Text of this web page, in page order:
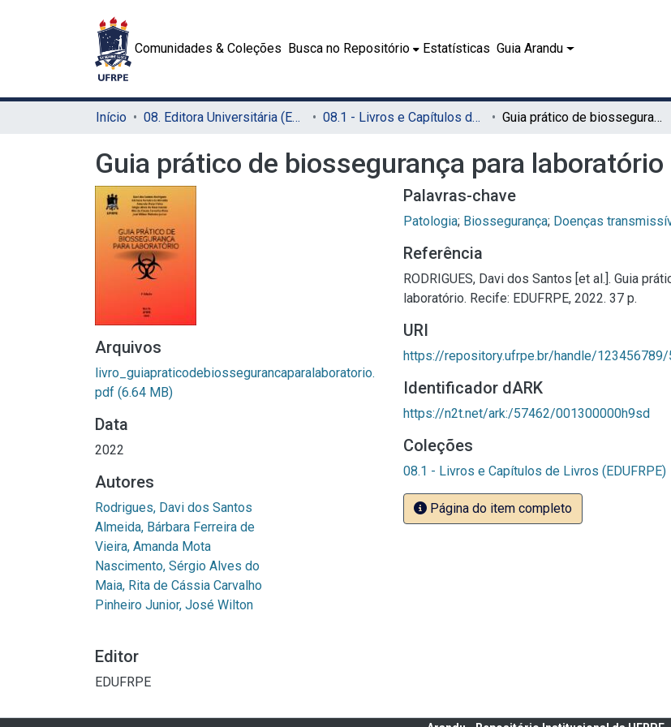
Comunidades & Coleções Busca no Repositório Estatísticas Guia Arandu
Início 08. Editora Universitária (EDUFRPE) 08.1 - Livros e Capítulos de Livros (EDUFRPE) Guia prático de biossegurança para laboratório
Guia prático de biossegurança para laboratório
Arquivos
livro_guiapraticodebiossegurancaparalaboratorio.
pdf (6.64 MB)
Data
2022
Autores
Rodrigues, Davi dos Santos
Almeida, Bárbara Ferreira de
Vieira, Amanda Mota
Nascimento, Sérgio Alves do
Maia, Rita de Cássia Carvalho
Pinheiro Junior, José Wilton
Editor
EDUFRPE
Palavras-chave
Patologia; Biossegurança; Doenças
Referência
RODRIGUES, Davi dos Santos [et al.]. Guia
laboratório. Recife: EDUFRPE, 2022. 37 p.
URI
https://repository.ufrpe.br/handle/123456789/
Identificador dARK
https://n2t.net/ark:/57462/001300000h9sd
Coleções
08.1 - Livros e Capítulos de Livros (EDUFRPE)
Página do item completo